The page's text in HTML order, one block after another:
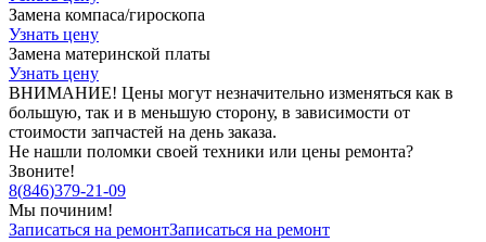
Замена компаса/гироскопа
Узнать цену
Замена материнской платы
Узнать цену
ВНИМАНИЕ! Цены могут незначительно изменяться как в
большую, так и в меньшую сторону, в зависимости от
стоимости запчастей на день заказа.
Не нашли поломки своей техники или цены ремонта?
Звоните!
8(846)379-21-09
Мы починим!
Записаться на ремонтЗаписаться на ремонт